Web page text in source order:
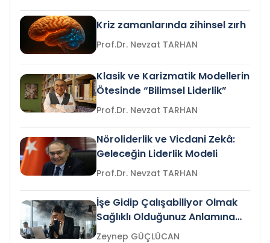
Kriz zamanlarında zihinsel zırh
Prof.Dr. Nevzat TARHAN
Klasik ve Karizmatik Modellerin
Ötesinde “Bilimsel Liderlik”
Prof.Dr. Nevzat TARHAN
Nöroliderlik ve Vicdani Zekâ:
Geleceğin Liderlik Modeli
Prof.Dr. Nevzat TARHAN
İşe Gidip Çalışabiliyor Olmak
Sağlıklı Olduğunuz Anlamına
Gelir mi?Zeynep GÜÇLÜCAN